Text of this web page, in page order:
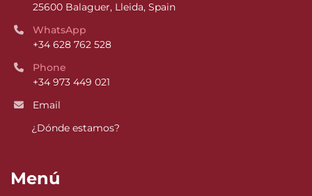
25600 Balaguer, Lleida, Spain
WhatsApp
+34 628 762 528
Phone
+34 973 449 021
Email
¿Dónde estamos?
Menú